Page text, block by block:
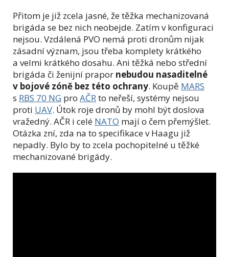
Přitom je již zcela jasné, že těžka mechanizovaná
brigáda se bez nich neobejde. Zatím v konfiguraci
nejsou. Vzdálená PVO nemá proti dronům nijak
zásadní význam, jsou třeba komplety krátkého
a velmi krátkého dosahu. Ani těžká nebo střední
brigáda či ženijní prapor nebudou nasaditelné
v bojové zóně bez této ochrany. Koupě MARS
s RBS 70 NG pro AČRto neřeší, systémy nejsou
proti UAV. Útok roje dronů by mohl být doslova
vražedný. AČR i celé NATO mají o čem přemýšlet.
Otázka zní, zda na to specifikace v Haagu již
nepadly. Bylo by to zcela pochopitelné u těžké
mechanizované brigády.